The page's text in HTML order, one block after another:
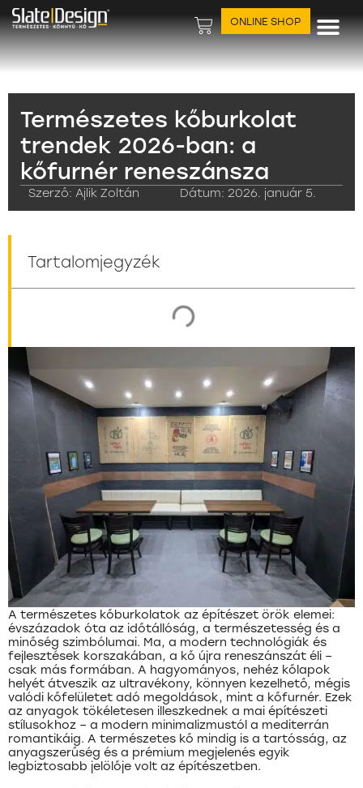
ONLINE SHOP
Természetes kőburkolat
trendek 2026-ban: a
kőfurnér reneszánsza
Szerző: Ajlik Zoltán Dátum: 2026. január 5.
Tartalomjegyzék
A természetes kőburkolatok az építészet örök elemei:
évszázadok óta az időtállóság, a természetesség és a
minőség szimbólumai. Ma, a modern technológiák és
fejlesztések korszakában, a kő újra reneszánszát éli –
csak más formában. A hagyományos, nehéz kőlapok
helyét átveszik az ultravékony, könnyen kezelhető, mégis
valódi kőfelületet adó megoldások, mint a kőfurnér. Ezek
az anyagok tökéletesen illeszkednek a mai építészeti
stílusokhoz – a modern minimalizmustól a mediterrán
romantikáig. A természetes kő mindig is a tartósság, az
anyagszerűség és a prémium megjelenés egyik
legbiztosabb jelölője volt az építészetben.